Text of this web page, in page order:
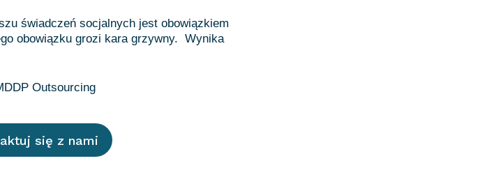
świadczeń socjalnych jest obowiązkiem
obowiązku grozi kara grzywny. Wynika
się z nami